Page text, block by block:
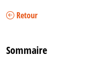
Retour
Sommaire